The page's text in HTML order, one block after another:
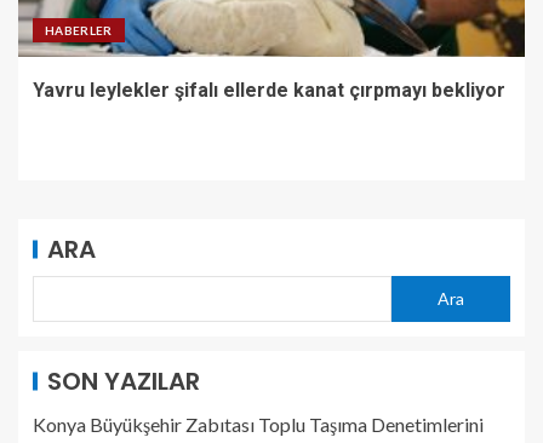
HABERLER
Yavru leylekler şifalı ellerde kanat çırpmayı bekliyor
ARA
Ara
SON YAZILAR
Konya Büyükşehir Zabıtası Toplu Taşıma Denetimlerini